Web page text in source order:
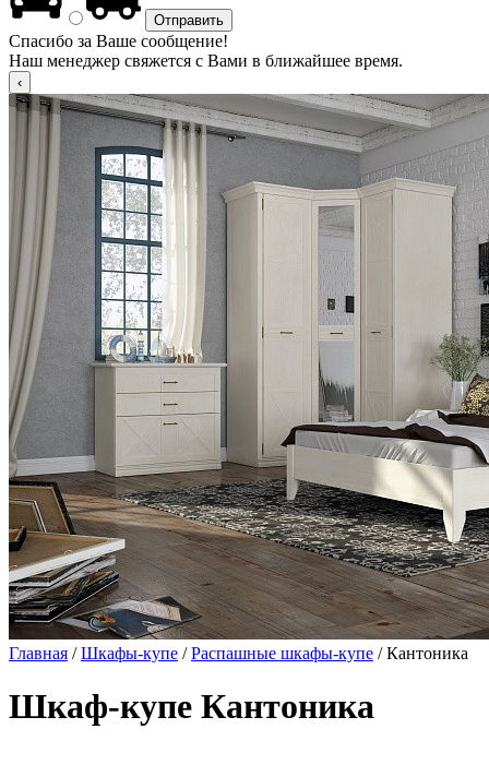
Спасибо за Ваше сообщение!
Наш менеджер свяжется с Вами в ближайшее время.
Главная /Шкафы-купе /Распашные шкафы-купе / Кантоника
Шкаф-купе Кантоника